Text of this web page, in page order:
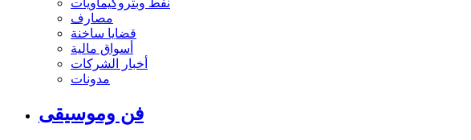
نفط وبتروكيماويات
مصارف
قضايا ساخنة
أسواق مالية
أخبار الشركات
مدونات
فن وموسيقى